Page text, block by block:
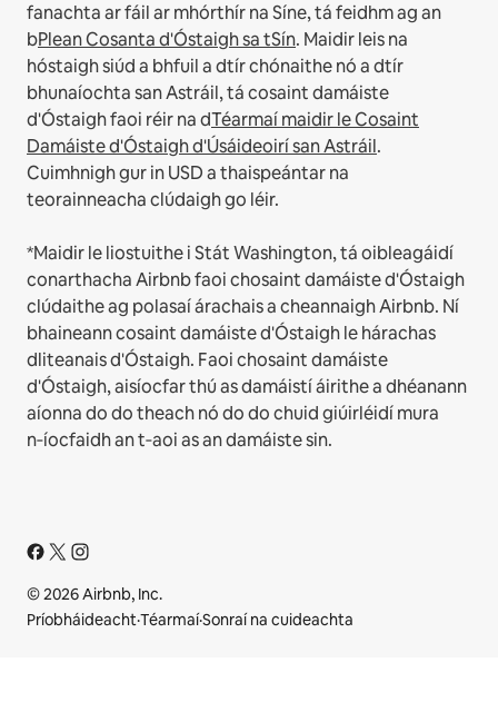
fanachta ar fáil ar mhórthír na Síne, tá feidhm ag an
bPlean Cosanta d'Óstaigh sa tSín. Maidir leis na
hóstaigh siúd a bhfuil a dtír chónaithe nó a dtír
bhunaíochta san Astráil, tá cosaint damáiste
d'Óstaigh faoi réir na dTéarmaí maidir le Cosaint
Damáiste d'Óstaigh d'Úsáideoirí san Astráil.
Cuimhnigh gur in USD a thaispeántar na
teorainneacha clúdaigh go léir.
*Maidir le liostuithe i Stát Washington, tá oibleagáidí
conarthacha Airbnb faoi chosaint damáiste d'Óstaigh
clúdaithe ag polasaí árachais a cheannaigh Airbnb. Ní
bhaineann cosaint damáiste d'Óstaigh le hárachas
dliteanais d'Óstaigh. Faoi chosaint damáiste
d'Óstaigh, aisíocfar thú as damáistí áirithe a dhéanann
aíonna do do theach nó do do chuid giúirléidí mura
n‑íocfaidh an t‑aoi as an damáiste sin.
© 2026 Airbnb, Inc.
Príobháideacht·Téarmaí·Sonraí na cuideachta